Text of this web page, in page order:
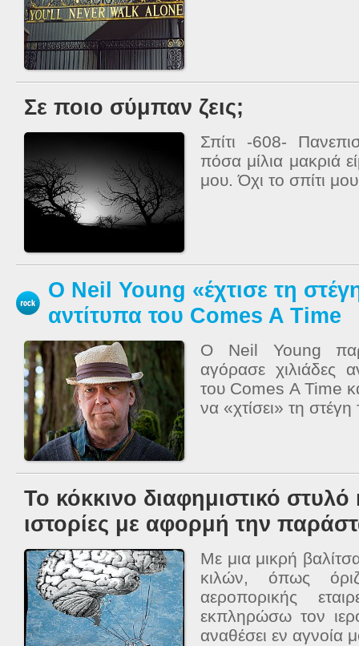
Σε ποιο σύμπαν ζεις;
Σπίτι -608-
πόσα μίλια μακριά
μου. Όχι το σπίτι
Ο Neil Young «έχτισε τη
αντίτυπα του Comes A Time
Ο Neil Young
αγόρασε χιλιάδες
του Comes A Time
να «χτίσει» τη
Το κόκκινο διαφημιστικό στυλό
ιστορίες με αφορμή την
Με μια μικρή
κιλών, όπως
αεροπορικής
εκπληρώσω τον
αναθέσει εν αγνοία